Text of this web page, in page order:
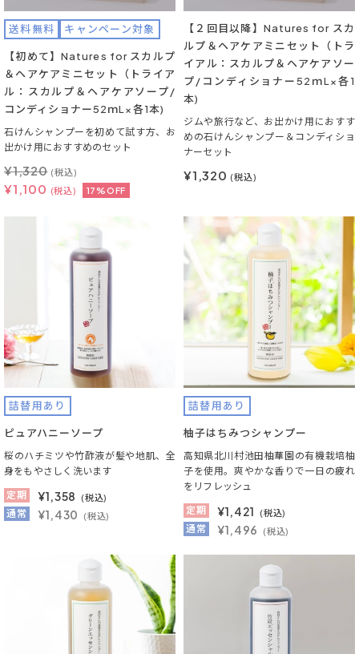
送料無料 キャンペーン対象
【初めて】Natures for スカルプ
＆ヘアケアミニセット（トライア
ル：スカルプ＆ヘアケアソープ/
コンディショナー52ｍL×各1本)
石けんシャンプーを初めて試す方、お
出かけ用におすすめのセット
¥1,100 (税込) 17%OFF
¥1,320 (税込)
【２回目以降】Natures for スカ
ルプ＆ヘアケアミニセット（トラ
イアル：スカルプ＆ヘアケアソー
プ/コンディショナー52ｍL×各1
本)
ジムや旅行など、お出かけ用におすす
めの石けんシャンプー＆コンディショ
ナーセット
¥1,320 (税込)
詰替用あり
ピュアハニーソープ
桜のハチミツや竹酢液が髪や地肌、全
身をもやさしく洗います
定期
¥1,358 (税込)
通常 ¥1,430 (税込)
詰替用あり
柚子はちみつシャンプー
高知県北川村池田柚華園の有機栽培柚
子を使用。爽やかな香りで一日の疲れ
をリフレッシュ
定期
¥1,421 (税込)
通常 ¥1,496 (税込)